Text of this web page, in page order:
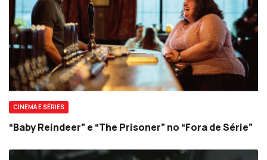
CINEMA E SÉRIES
“Baby Reindeer” e “The Prisoner” no “Fora de Série”